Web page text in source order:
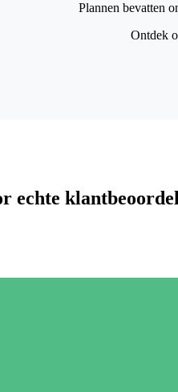
Plannen bevatten
Ontdek
echte